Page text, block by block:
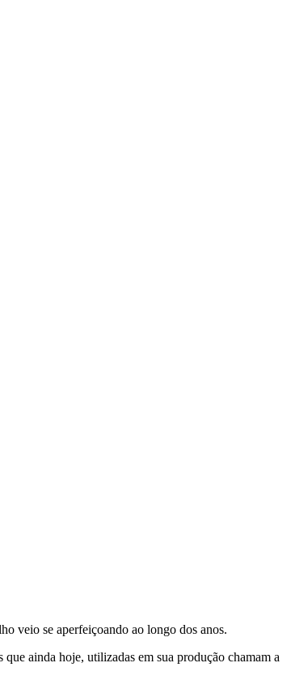
veio se aperfeiçoando ao longo dos anos.
ainda hoje, utilizadas em sua produção chamam a